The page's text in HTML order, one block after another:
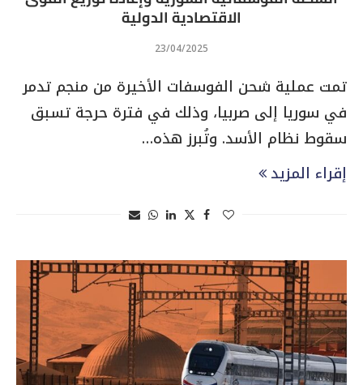
الاقتصادية الدولية
23/04/2025
تمت عملية شحن الفوسفات الأخيرة من منجم تدمر
في سوريا إلى صربيا، وذلك في فترة حرجة تسبق
سقوط نظام الأسد. وتُبرز هذه…
إقراء المزيد